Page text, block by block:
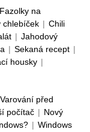
Fazolky na
chlebíček | Chili
| Jahodový
| Sekaná recept |
housky |
Varování před
počítač | Nový
| Windows